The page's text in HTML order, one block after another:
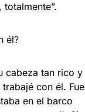
él?
cabeza tan rico y
con él. Fue
en el barco